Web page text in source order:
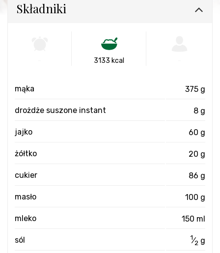
Składniki
3133 kcal
mąka 375 g
drożdże suszone instant 8 g
jajko 60 g
żółtko 20 g
cukier 86 g
masło 100 g
mleko 150 ml
sól 1⁄2 g